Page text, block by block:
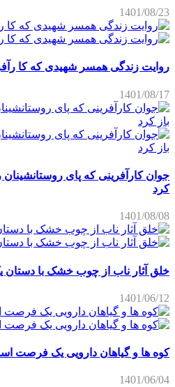
1401/08/23
روایت زندگی همسر شهیدی که کا
1401/08/17
جوان کارآفرینی که پای
کرد
1401/08/08
خلق آثار ناب از چوب خشک با دستان
1401/06/12
کوه ها و گیاهان دارویی یک فرصت
1401/06/04